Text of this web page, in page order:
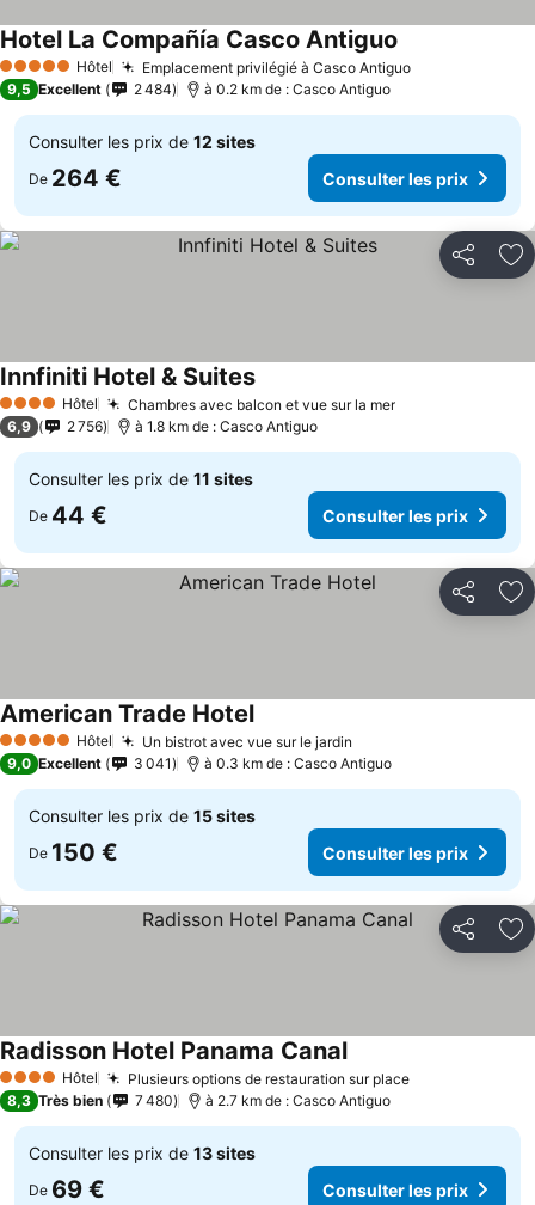
5 Étoiles Hôtel Emplacement privilégié à Casco AntiguoConsulter les
Hotel La Compañía Casco Antiguo
9,5 Excellent 2 484 à 0.2 km de : Casco Antiguo
Consulter les prix de 12 sites
De 264 € Consulter les prix
Partager
4 Étoiles Hôtel Chambres avec balcon et vue sur la merConsulter les
Innfiniti Hotel & SuitesConsulter les prix
6,9 2 756 à 1.8 km de : Casco Antiguo
Consulter les prix de 11 sites
De 44 € Consulter les prix
Partager
5 Étoiles Hôtel Un bistrot avec vue sur le jardin
American Trade HotelConsulter les prix
9,0 Excellent 3 041 à 0.3 km de : Casco Antiguo
Consulter les prix de 15 sites
De 150 € Consulter les prix
Partager
4 Étoiles Hôtel Plusieurs options de restauration sur placeConsulter les
Radisson Hotel Panama CanalConsulter les prix
8,3 Très bien 7 480 à 2.7 km de : Casco Antiguo
Consulter les prix de 13 sites
De 69 € Consulter les prix